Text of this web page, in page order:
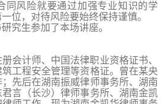
同风险就要通过加强专业知识的学
位 ， 对待风险要始终保持谨慎。
究生参加了本场讲座。
会计师、中国法律职业资格证书、
工程安全管理等资格证。曾在某央
先后在湖南振威律师事务所、湖南
言（长沙）律师事务所、湖南金凯